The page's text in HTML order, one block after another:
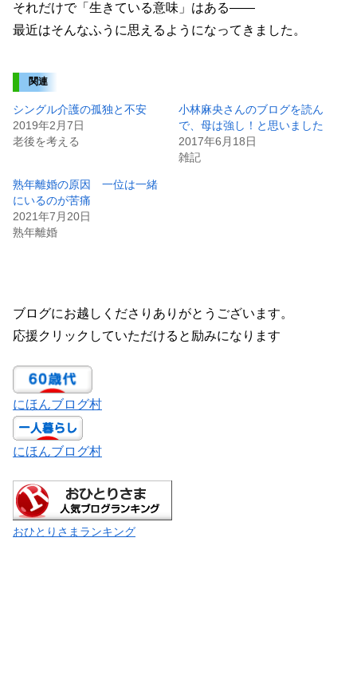
それだけで「生きている意味」はある――
最近はそんなふうに思えるようになってきました。
関連
シングル介護の孤独と不安
2019年2月7日
老後を考える
小林麻央さんのブログを読ん
で、母は強し！と思いました
2017年6月18日
雑記
熟年離婚の原因 一位は一緒
にいるのが苦痛
2021年7月20日
熟年離婚
ブログにお越しくださりありがとうございます。
応援クリックしていただけると励みになります
にほんブログ村
にほんブログ村
おひとりさまランキング